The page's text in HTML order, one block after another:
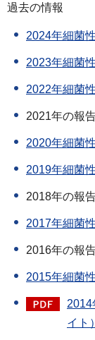
過去の情報
2024年細菌
2023年細菌
2022年細菌
2021年の報
2020年細菌
2019年細菌
2018年の報
2017年細菌
2016年の報
2015年細菌
2014
イト）